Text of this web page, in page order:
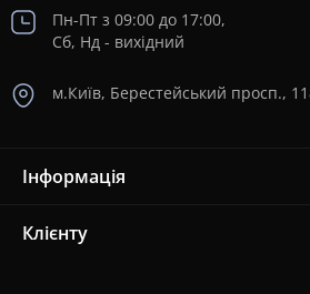
Пн-Пт з 09:00 до 17:00,
Сб, Нд - вихідний
м.Київ, Берестейський просп.,
Інформація
Клієнту